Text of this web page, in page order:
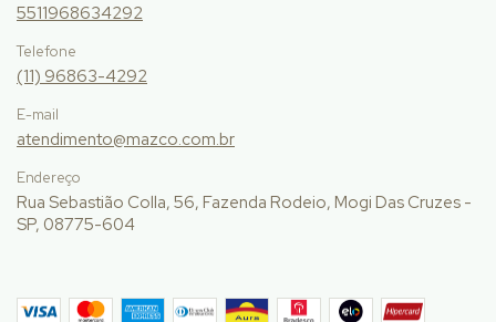
5511968634292
Telefone
(11) 96863-4292
E-mail
atendimento@mazco.com.br
Endereço
Rua Sebastião Colla, 56, Fazenda Rodeio, Mogi Das Cruzes -
SP, 08775-604